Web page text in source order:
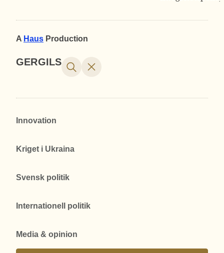
A Haus Production
GERGILS
Innovation
Kriget i Ukraina
Svensk politik
Internationell politik
Media & opinion